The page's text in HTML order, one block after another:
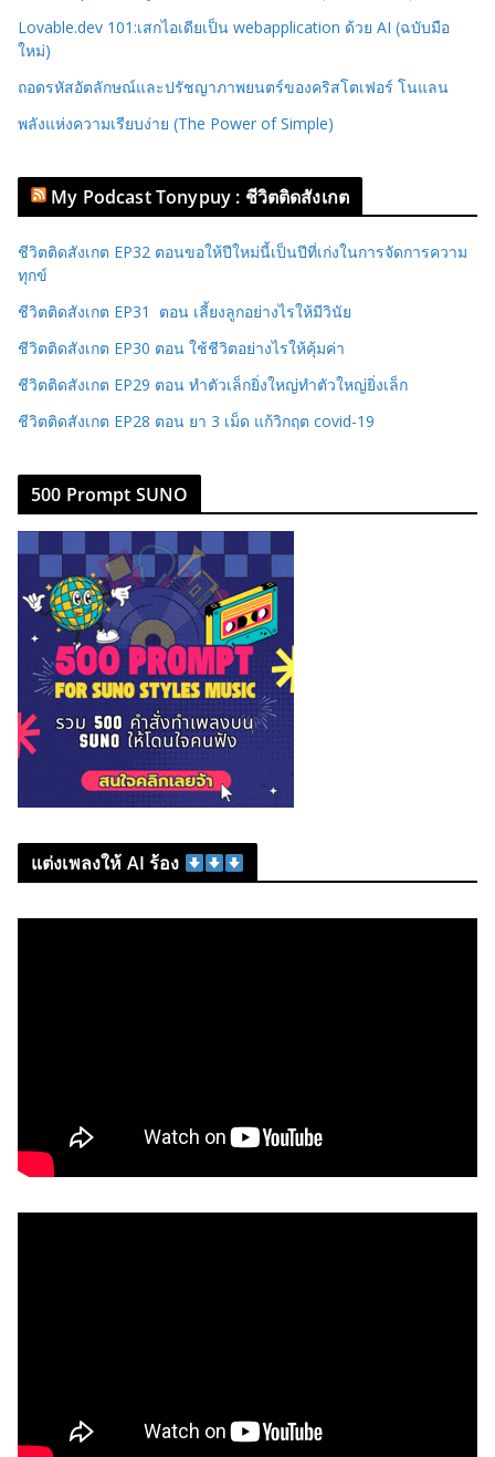
Lovable.dev 101:เสกไอเดียเป็น webapplication ด้วย AI (ฉบับมือ
ใหม่)
ถอดรหัสอัตลักษณ์และปรัชญาภาพยนตร์ของคริสโตเฟอร์ โนแลน
พลังแห่งความเรียบง่าย (The Power of Simple)
My Podcast Tonypuy : ชีวิตติดสังเกต
ชีวิตติดสังเกต EP32 ตอนขอให้ปีใหม่นี้เป็นปีที่เก่งในการจัดการความ
ทุกข์
ชีวิตติดสังเกต EP31 ตอน เลี้ยงลูกอย่างไรให้มีวินัย
ชีวิตติดสังเกต EP30 ตอน ใช้ชีวิตอย่างไรให้คุ้มค่า
ชีวิตติดสังเกต EP29 ตอน ทำตัวเล็กยิ่งใหญ่ทำตัวใหญ่ยิ่งเล็ก
ชีวิตติดสังเกต EP28 ตอน ยา 3 เม็ด แก้วิกฤต covid-19
500 Prompt SUNO
แต่งเพลงให้ AI ร้อง